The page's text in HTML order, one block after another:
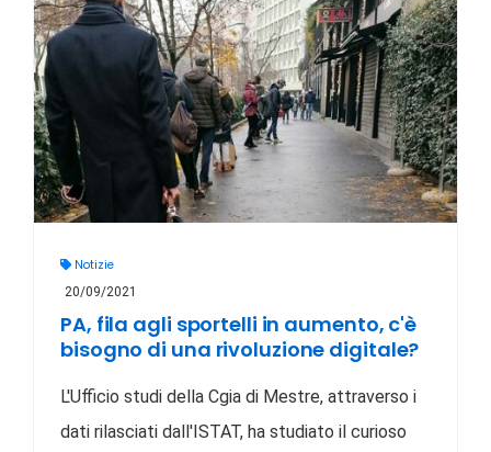
Notizie
20/09/2021
PA, fila agli sportelli in aumento, c'è
bisogno di una rivoluzione digitale?
L'Ufficio studi della Cgia di Mestre, attraverso i
dati rilasciati dall'ISTAT, ha studiato il curioso